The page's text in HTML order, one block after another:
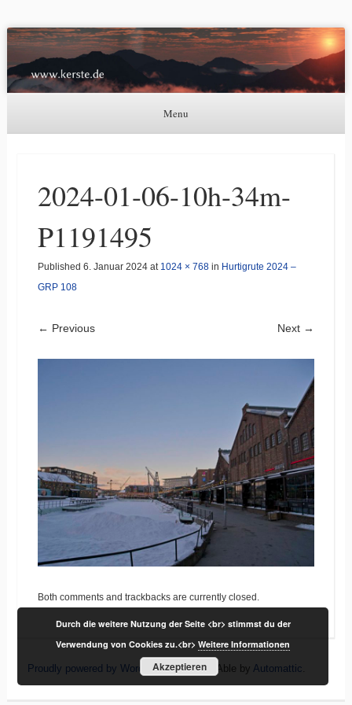
Kerste.de
Astronomie, Nordlichter und mehr
Menu
2024-01-06-10h-34m-
P1191495
Published 6. Januar 2024at 1024 × 768in Hurtigrute 2024 –
GRP 108
← Previous Next →
Both comments and trackbacks are currently closed.
Proudly powered by WordPress |Theme: Able by Automattic.
Durch die weitere Nutzung der Seite <br> stimmst du der
Verwendung von Cookies zu.<br>Weitere Informationen
Akzeptieren